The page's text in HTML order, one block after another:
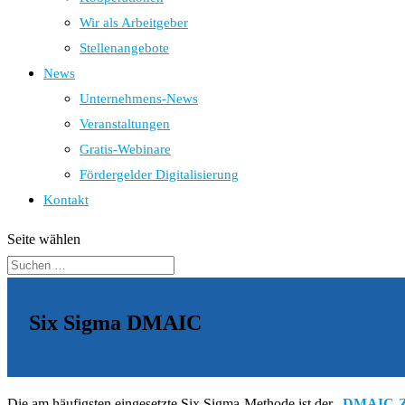
Wir als Arbeitgeber
Stellenangebote
News
Unternehmens-News
Veranstaltungen
Gratis-Webinare
Fördergelder Digitalisierung
Kontakt
Seite wählen
Six Sigma DMAIC